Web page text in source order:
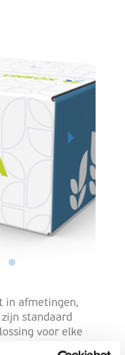
in afmetingen,
standaard
voor elke